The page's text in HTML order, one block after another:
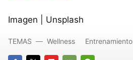
Imagen | Unsplash
TEMAS Wellness Entrenamiento